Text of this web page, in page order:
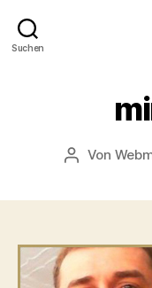
Suchen
Von